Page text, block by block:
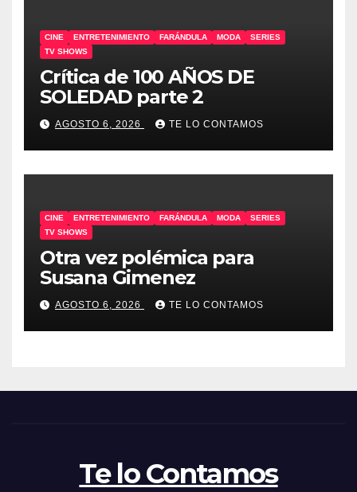
CINE ENTRETENIMIENTO FARÁNDULA MODA
SERIES
TV SHOWS
Crítica de 100 AÑOS DE
SOLEDAD parte 2
AGOSTO 6, 2026 TE LO CONTAMOS
CINE ENTRETENIMIENTO FARÁNDULA MODA
SERIES
TV SHOWS
Otra vez polémica para
Susana Gimenez
AGOSTO 6, 2026 TE LO CONTAMOS
Te lo Contamos